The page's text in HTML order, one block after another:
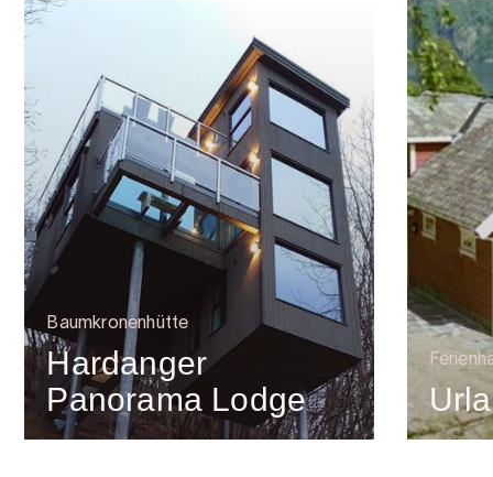
Baumkronenhütte
Hardanger
Panorama Lodge